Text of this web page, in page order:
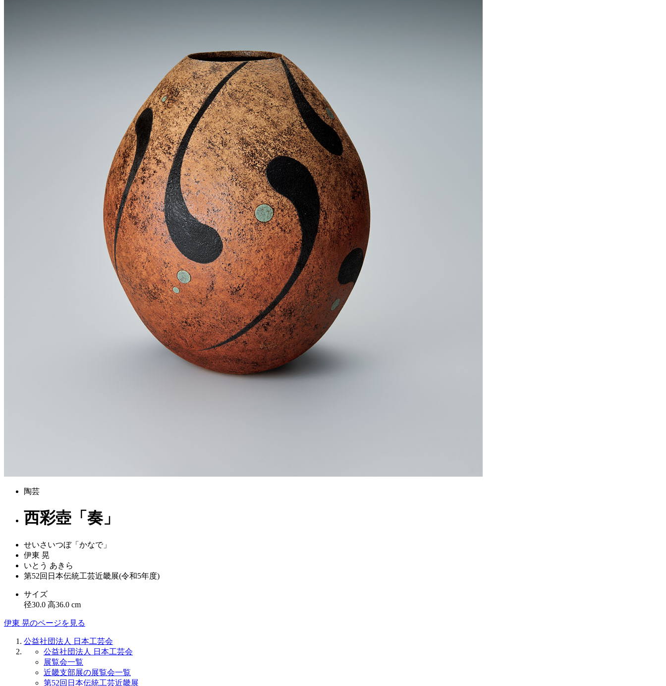
陶芸
西彩壺「奏」
せいさいつぼ「かなで」
伊東 晃
いとう あきら
第52回日本伝統工芸近畿展(令和5年度)
サイズ
径30.0 高36.0 cm
伊東 晃のページを見る
公益社団法人 日本工芸会
公益社団法人 日本工芸会
展覧会一覧
近畿支部展の展覧会一覧
第52回日本伝統工芸近畿展